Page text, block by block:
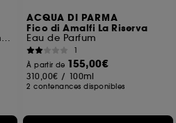
Fragrance Collection of Emotions
ACQUA DI PARMA
Fico di Amalfi La Riserva
Eau de Parfum
1
À partir de 155,00€
310,00€ / 100ml
2 contenances disponibles